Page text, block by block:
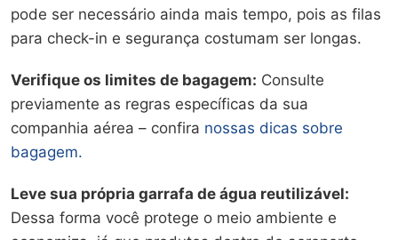
pode ser necessário ainda mais tempo, pois as filas
para check-in e segurança costumam ser longas.
Verifique os limites de bagagem: Consulte
previamente as regras específicas da sua
companhia aérea – confira nossas dicas sobre
bagagem.
Leve sua própria garrafa de água reutilizável:
Dessa forma você protege o meio ambiente e